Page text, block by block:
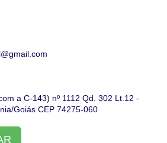
a C-143) nº 1112 Qd. 302 Lt.12 -
Goiás CEP 74275-060